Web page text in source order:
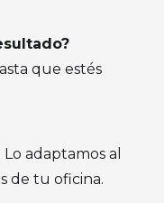
que estés
adaptamos al
de tu oficina.